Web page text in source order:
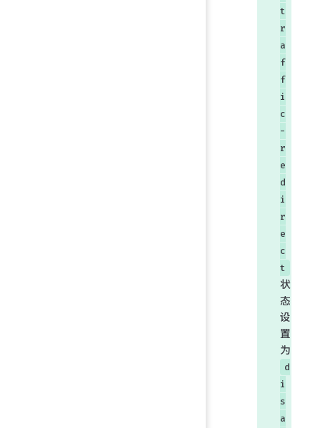
t
r
a
f
f
i
c
-
r
e
d
i
r
e
c
t
状
态
设
置
为
d
i
s
a